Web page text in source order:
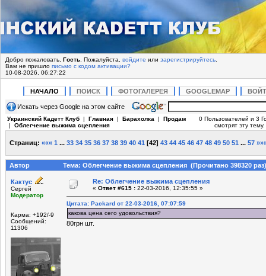
Добро пожаловать, Гость . Пожалуйста, войдите или зарегистрируйтесь
Вам не пришло письмо с кодом активации?
10-08-2026, 06:27:22
НАЧАЛО ПОИСК ФОТОГАЛЕРЕЯ GOOGLEMAP
Искать через Google на этом сайте
Украинский Кадетт Клуб | Главная | Барахолка | Продам
| Облегчение выжима сцепления
0 Пользователей и 3
смотрят эту тему.
Страниц: ««« 1 ... 33 34 35 36 37 38 39 40 41 [42] 43 44 45 46 47 48 49 50 51 ... 57
Автор Тема: Облегчение выжима сцепления (Прочитано 398320 раз)
Кактус
Сергей
Модератор
Карма: +192/-9
Сообщений:
11306
Re: Облегчение выжима сцепления
« Ответ #615 : 22-03-2016, 12:35:55 »
Цитата: Packard от 22-03-2016, 07:07:59
какова цена сего удовольствия?
80грн шт.